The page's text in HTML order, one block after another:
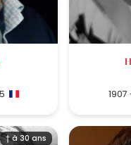
1907
† à 30 ans